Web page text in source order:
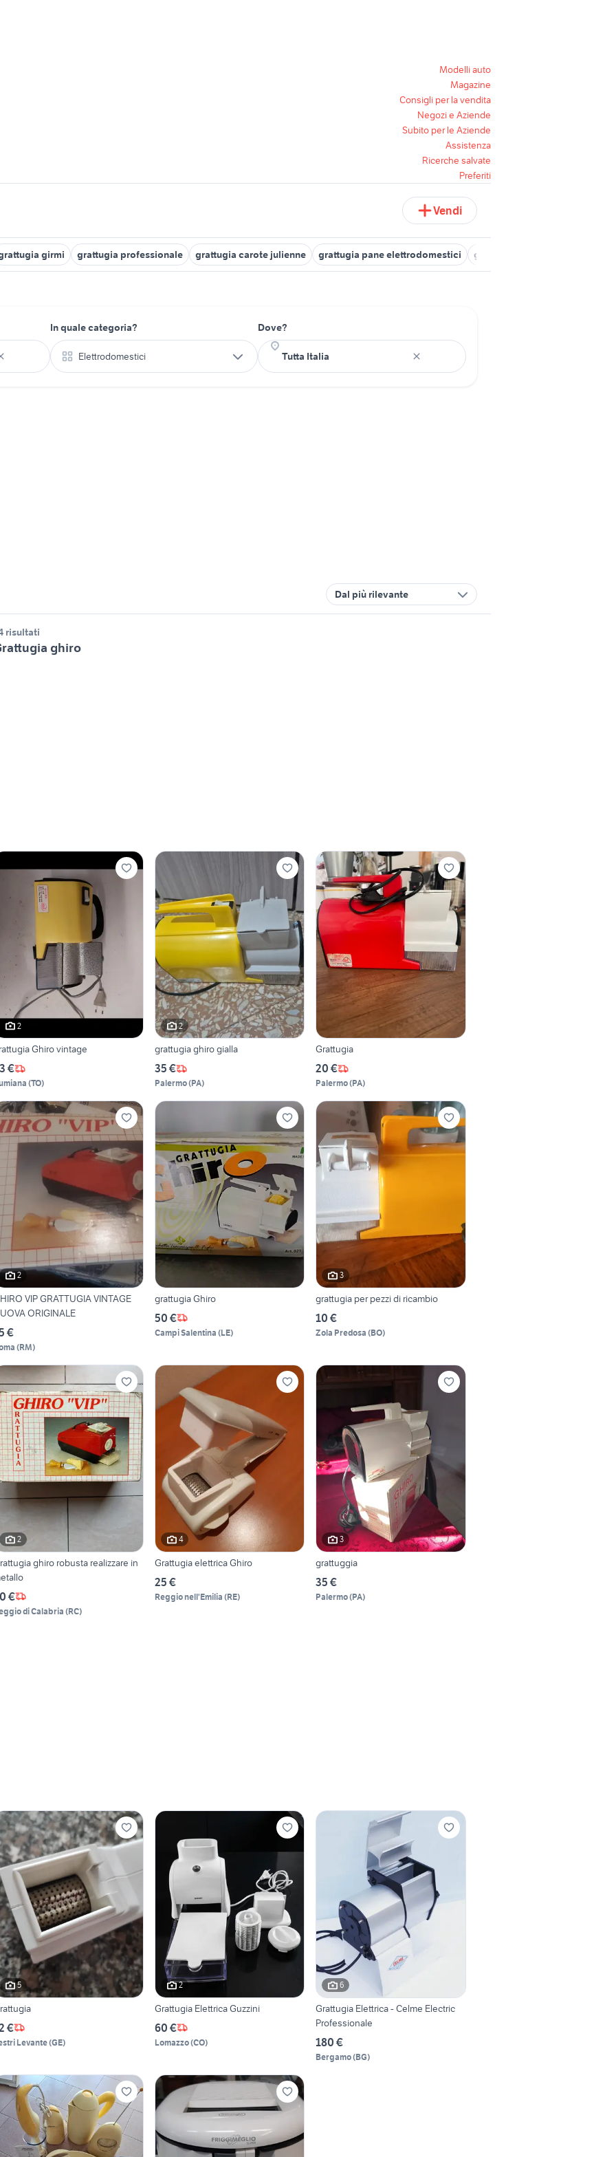
Modelli auto
Magazine
Consigli per la vendita
Negozi e Aziende
Subito per le Aziende
Assistenza
Ricerche salvate
Preferiti
Vendi
girmi grattugia professionale grattugia carote julienne grattugia pane elettrodomestici grattugia imetec dolcevita
In quale categoria?
Elettrodomestici
Dove?
Dal più rilevante
risultati
ghiro
2
Ghiro vintage
€
(TO)
2
grattugia ghiro gialla
35 €
Palermo(PA)
Grattugia
20 €
Palermo(PA)
2
VIP GRATTUGIA VINTAGE
ORIGINALE
€
(RM)
grattugia Ghiro
50 €
Campi Salentina (LE)
3
grattugia per pezzi di ricambio
10 €
Zola Predosa (BO)
2
ghiro robusta realizzare in
€
di Calabria (RC)
4
Grattugia elettrica Ghiro
25 €
Reggio nell'Emilia (RE)
3
grattuggia
35 €
Palermo(PA)
5
€
Levante(GE)
2
Grattugia Elettrica Guzzini
60 €
Lomazzo(CO)
6
Grattugia Elettrica - Celme Electric
Professionale
180 €
Bergamo(BG)